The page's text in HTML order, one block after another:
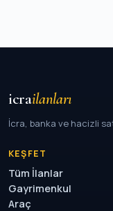
icrailanları
İcra, banka ve hacizli
KEŞFET
Tüm İlanlar
Gayrimenkul
Araç